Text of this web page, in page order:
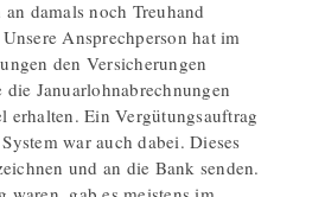
damals noch Treuhand
Ansprechperson hat im
den Versicherungen
Januarlohnabrechnungen
erhalten. Ein Vergütungsauftrag
war auch dabei. Dieses
und an die Bank senden.